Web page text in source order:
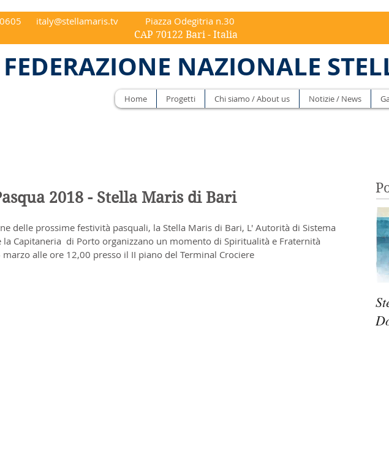
italy@stellamaris.tv Piazza Odegitria n.30
70122 Bari - Italia
FEDERAZIONE NAZIONALE
Home Progetti Chi siamo / About us Notizie / News
2018 - Stella Maris di Bari
delle prossime festività pasquali, la Stella Maris di Bari, L' Autorità di Sistema
la Capitaneria  di Porto organizzano un momento di Spiritualità e Fraternità
marzo alle ore 12,00 presso il II piano del Terminal Crociere